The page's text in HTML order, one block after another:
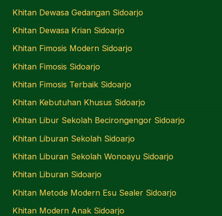
Khitan Dewasa Gedangan Sidoarjo
Khitan Dewasa Krian Sidoarjo
Khitan Fimosis Modern Sidoarjo
Khitan Fimosis Sidoarjo
Khitan Fimosis Terbaik Sidoarjo
Khitan Kebutuhan Khusus Sidoarjo
Khitan Libur Sekolah Becirongengor Sidoarjo
Khitan Liburan Sekolah Sidoarjo
Khitan Liburan Sekolah Wonoayu Sidoarjo
Khitan Liburan Sidoarjo
Khitan Metode Modern Esu Sealer Sidoarjo
Khitan Modern Anak Sidoarjo